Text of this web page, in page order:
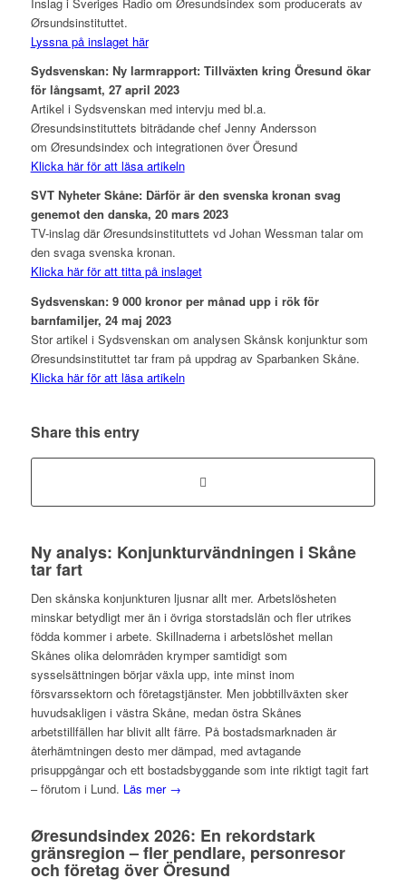
Inslag i Sveriges Radio om Øresundsindex som producerats av
Ørsundsinstituttet.
Lyssna på inslaget här
Sydsvenskan: Ny larmrapport: Tillväxten kring Öresund ökar
för långsamt, 27 april 2023
Artikel i Sydsvenskan med intervju med bl.a.
Øresundsinstituttets biträdande chef Jenny Andersson
om Øresundsindex och integrationen över Öresund
Klicka här för att läsa artikeln
SVT Nyheter Skåne: Därför är den svenska kronan svag
genemot den danska, 20 mars 2023
TV-inslag där Øresundsinstituttets vd Johan Wessman talar om
den svaga svenska kronan.
Klicka här för att titta på inslaget
Sydsvenskan: 9 000 kronor per månad upp i rök för
barnfamiljer, 24 maj 2023
Stor artikel i Sydsvenskan om analysen Skånsk konjunktur som
Øresundsinstituttet tar fram på uppdrag av Sparbanken Skåne.
Klicka här för att läsa artikeln
Share this entry
Ny analys: Konjunkturvändningen i Skåne
tar fart
Den skånska konjunkturen ljusnar allt mer. Arbetslösheten
minskar betydligt mer än i övriga storstadslän och fler utrikes
födda kommer i arbete. Skillnaderna i arbetslöshet mellan
Skånes olika delområden krymper samtidigt som
sysselsättningen börjar växla upp, inte minst inom
försvarssektorn och företagstjänster. Men jobbtillväxten sker
huvudsakligen i västra Skåne, medan östra Skånes
arbetstillfällen har blivit allt färre. På bostadsmarknaden är
återhämtningen desto mer dämpad, med avtagande
prisuppgångar och ett bostadsbyggande som inte riktigt tagit fart
– förutom i Lund. Läs mer →
Øresundsindex 2026: En rekordstark
gränsregion – fler pendlare, personresor
och företag över Öresund